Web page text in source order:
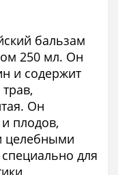
бальзам
250 мл. Он
и содержит
Он
плодов,
целебными
для